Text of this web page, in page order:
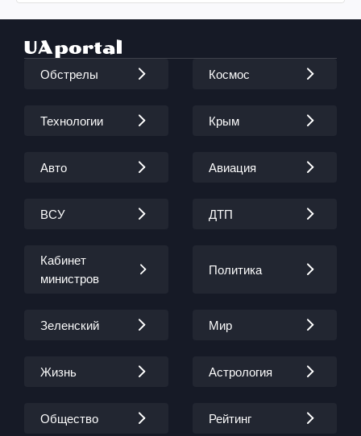
Обстрелы Космос
Технологии Крым
Авто Авиация
ВСУ ДТП
Кабинет
министров
Политика
Зеленский Мир
Жизнь Астрология
Общество Рейтинг